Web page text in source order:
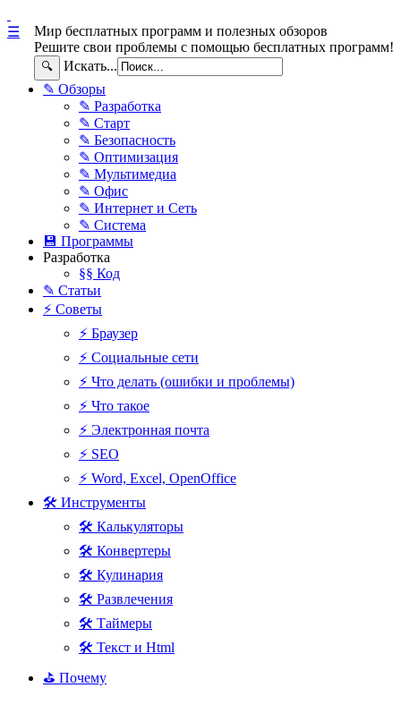
Мир бесплатных программ и полезных обзоров
Решите свои проблемы с помощью бесплатных программ!
🔍 Искать...
☰
✎ Обзоры
✎ Разработка
✎ Старт
✎ Безопасность
✎ Оптимизация
✎ Мультимедиа
✎ Офис
✎ Интернет и Сеть
✎ Система
💾 Программы
Разработка
§§ Код
✎ Статьи
⚡ Советы
⚡ Браузер
⚡ Социальные сети
⚡ Что делать (ошибки и проблемы)
⚡ Что такое
⚡ Электронная почта
⚡ SEO
⚡ Word, Excel, OpenOffice
🛠 Инструменты
🛠 Калькуляторы
🛠 Конвертеры
🛠 Кулинария
🛠 Развлечения
🛠 Таймеры
🛠 Текст и Html
⛳ Почему